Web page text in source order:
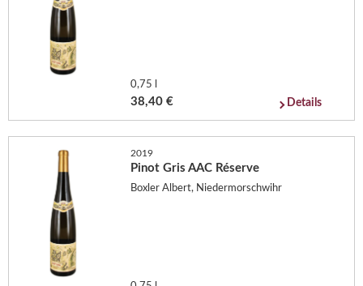
0,75 l
38,40 € Details
2019
Pinot Gris AAC Réserve
Boxler Albert, Niedermorschwihr